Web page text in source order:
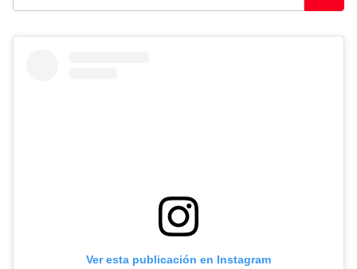
Ver esta publicación en Instagram